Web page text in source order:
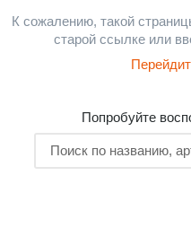
К сожалению, такой
старой ссылке или
Попробуйте